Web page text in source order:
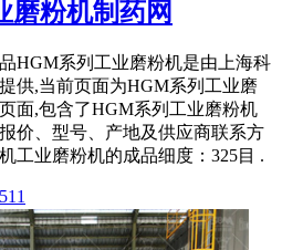
粉机制药网
HGM系列工业磨粉机是由上海科
供,当前页面为HGM系列工业磨
面,包含了HGM系列工业磨粉机
价、型号、产地及供应商联系方
工业磨粉机的成品细度：325目 .